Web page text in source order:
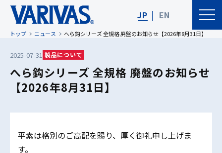
JP EN
トップ ニュース へら鈎シリーズ 全規格 廃盤のお知らせ【2026年8月31日】
2025-07-31 製品について
へら鈎シリーズ 全規格 廃盤のお知らせ
【2026年8月31日】
平素は格別のご高配を賜り、厚く御礼申し上げま
す。